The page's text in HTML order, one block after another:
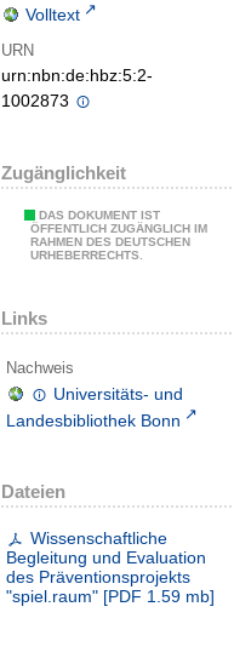
Volltext
URN
urn:nbn:de:hbz:5:2-
1002873
Zugänglichkeit
DAS DOKUMENT IST
ÖFFENTLICH ZUGÄNGLICH IM
RAHMEN DES DEUTSCHEN
URHEBERRECHTS.
Links
Nachweis
Universitäts- und
Landesbibliothek Bonn
Dateien
Wissenschaftliche
Begleitung und Evaluation
des Präventionsprojekts
"spiel.raum" [PDF 1.59 mb]